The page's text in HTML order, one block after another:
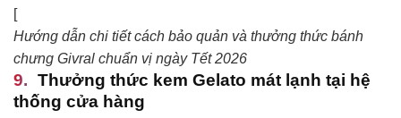
[
Hướng dẫn chi tiết cách bảo quản và thưởng thức bánh
chưng Givral chuẩn vị ngày Tết 2026
Thưởng thức kem Gelato mát lạnh tại hệ
thống cửa hàng